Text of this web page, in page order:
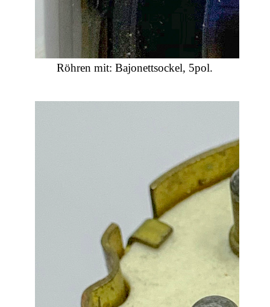
Röhren mit: Bajonettsockel, 5pol.